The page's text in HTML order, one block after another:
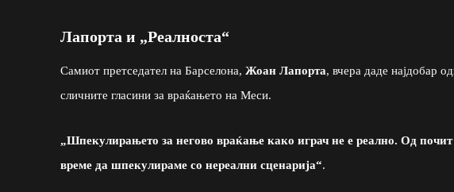
Лапорта и „Реалноста“
Самиот претседател на Барселона, Жоан Лапорта, вчера даде најдобар
сличните гласини за враќањето на Меси.
„Шпекулирањето за негово враќање како играч не е реално. Од
време да шпекулираме со нереални сценарија“.